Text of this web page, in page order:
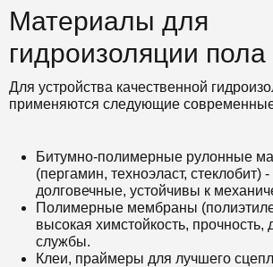
Материалы для
гидроизоляции пола
Для устройства качественной
применяются следующие
Битумно-полимерные рулонные
(пергамин, техноэласт, стеклобит)
долговечные, устойчивы к
Полимерные мембраны
высокая химстойкость, прочность,
службы.
Клеи, праймеры для лучшего